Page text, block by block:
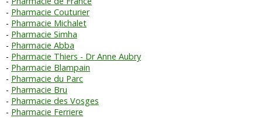
Pharmacie Couturier
Pharmacie Michalet
Pharmacie Simha
Pharmacie Abba
Pharmacie Thiers - Dr Anne Aubry
Pharmacie Blampain
Pharmacie du Parc
Pharmacie Bru
Pharmacie des Vosges
Pharmacie Ferriere